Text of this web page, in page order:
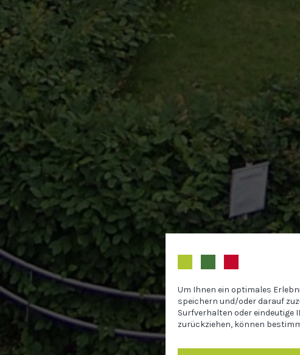
Um Ihnen ein optimales
speichern und/oder darauf
Surfverhalten oder eindeutige
zurückziehen, können